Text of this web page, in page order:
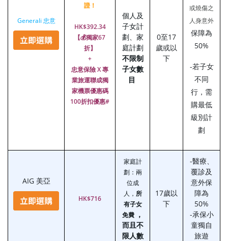
Generali 忠意
證！
HK$392.34
【💰獨家67
折】
+
忠意保險 X 專
業旅運聯成獨
家機票優惠碼
100折扣優惠#
個人及
子女計
劃、家
庭計劃
不限制
子女數
目
0至17
歲或以
下
或燒傷之
人身意外
保障為
50%
-若子女
不同
行，需
購最低
級別計
劃
AIG 美亞
HK$716
家庭計
劃：兩
位成
人， 所
有子女
免費 ，
而且不
限人數
17歲以
下
-醫療、
覆診及
意外保
障為
50%
-承保小
童獨自
旅遊